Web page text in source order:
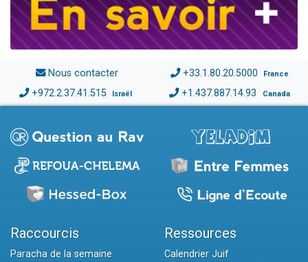
Nous contacter +33.1.80.20.5000 France
+972.2.37.41.515 Israël +1.437.887.14.93 Canada
Raccourcis
Paracha de la semaine
Ressources
Calendrier Juif